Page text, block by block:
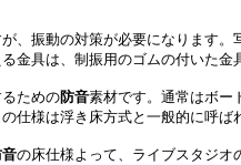
、振動の対策が必要になります
る金具は、制振用のゴムの付いた金
ための防音素材です。通常はボー
仕様は浮き床方式と一般的に呼ば
の床仕様よって、ライブスタジオ